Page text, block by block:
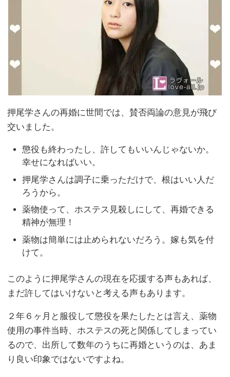
押尾学さんの再婚に世間では、賛否両論の意見が飛び
交いました。
懲役も終わったし、許してもいいんじゃないか。
幸せになればいい。
押尾学さんは調子に乗っただけで、根はいい人だ
ろうから。
薬物使って、ホステス見殺しにして、再婚できる
精神が無理！
薬物は簡単には止められないだろう。嫁も気を付
けて。
このように押尾学さんの現在を応援する声もあれば、
まだ許してはいけないと考える声もあります。
２年６ヶ月と服役して懲役を果たしたとは言え、薬物
使用の事件当時、ホステスの死と関係してしまってい
るので、出所して数年のうちに再婚というのは、あま
り良い印象ではないですよね。